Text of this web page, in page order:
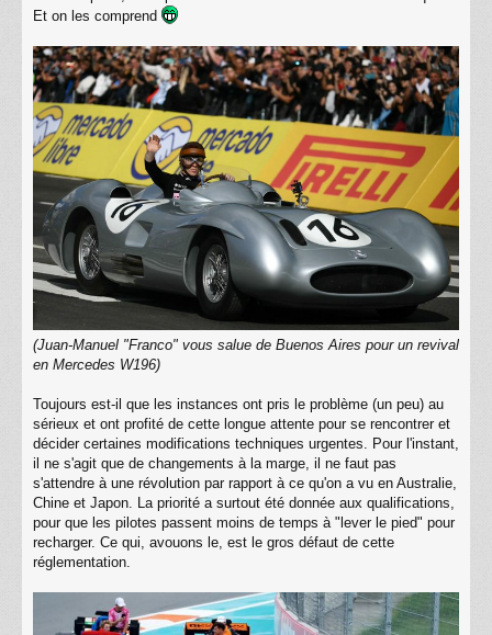
Et on les comprend
(Juan-Manuel "Franco" vous salue de Buenos Aires pour un revival
en Mercedes W196)
Toujours est-il que les instances ont pris le problème (un peu) au
sérieux et ont profité de cette longue attente pour se rencontrer et
décider certaines modifications techniques urgentes. Pour l'instant,
il ne s'agit que de changements à la marge, il ne faut pas
s'attendre à une révolution par rapport à ce qu'on a vu en Australie,
Chine et Japon. La priorité a surtout été donnée aux qualifications,
pour que les pilotes passent moins de temps à "lever le pied" pour
recharger. Ce qui, avouons le, est le gros défaut de cette
réglementation.